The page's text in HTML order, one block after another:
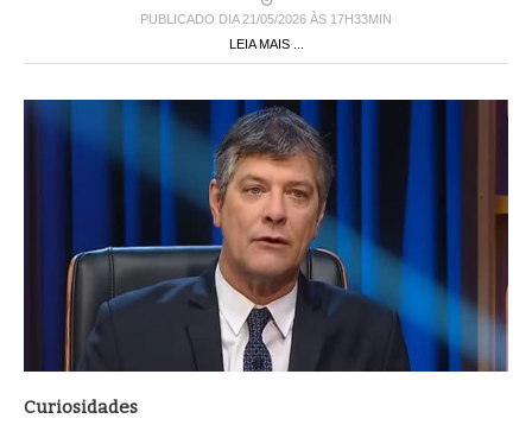
PUBLICADO DIA 21/05/2026 ÀS 17H33MIN
LEIA MAIS ...
Curiosidades